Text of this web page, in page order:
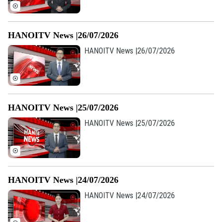
Âm nhạc
HANOITV News |26/07/2026
HANOITV News |26/07/2026
HANOITV News |25/07/2026
HANOITV News |25/07/2026
HANOITV News |24/07/2026
HANOITV News |24/07/2026